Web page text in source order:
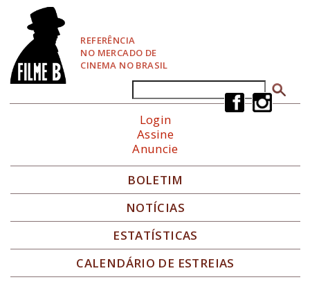
REFERÊNCIA
NO MERCADO DE
CINEMA NO BRASIL
Formulário de busca
Login
Assine
Anuncie
BOLETIM
NOTÍCIAS
ESTATÍSTICAS
CALENDÁRIO DE ESTREIAS